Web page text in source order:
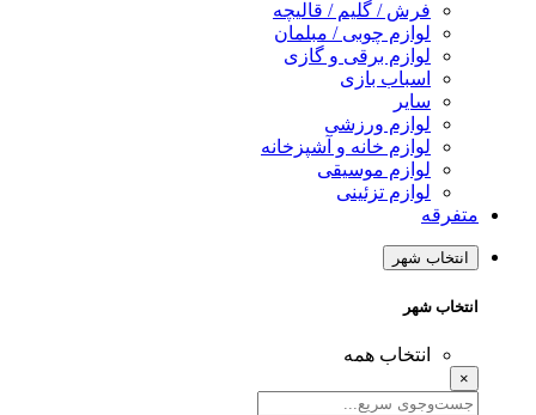
فرش / گلیم / قالیچه
لوازم چوبی / مبلمان
لوازم برقی و گازی
اسباب بازی
سایر
لوازم ورزشی
لوازم خانه و آشپزخانه
لوازم موسیقی
لوازم تزئینی
متفرقه
انتخاب شهر
انتخاب شهر
انتخاب همه